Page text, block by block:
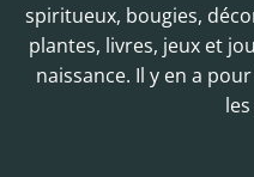
spiritueux, bougies,
plantes, livres, jeux et
naissance. Il y en a